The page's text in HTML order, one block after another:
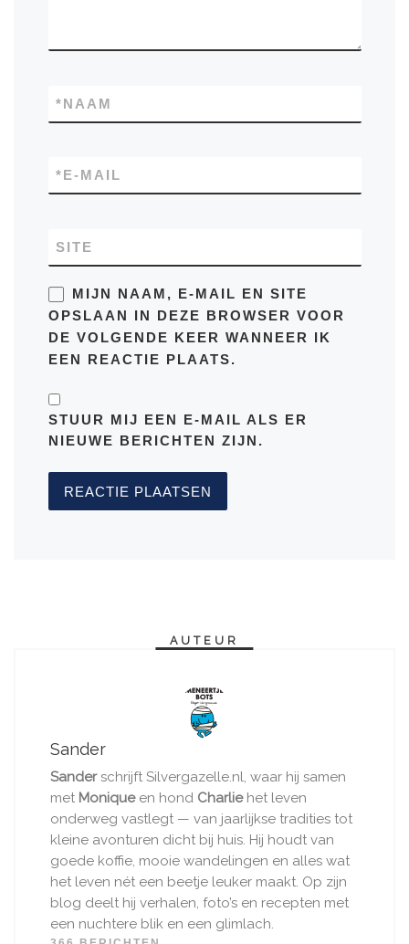
NAAM
*
E-MAIL
*
SITE
MIJN NAAM, E-MAIL EN SITE
OPSLAAN IN DEZE BROWSER VOOR
DE VOLGENDE KEER WANNEER IK
EEN REACTIE PLAATS.
STUUR MIJ EEN E-MAIL ALS ER
NIEUWE BERICHTEN ZIJN.
AUTEUR
Sander
Sanderschrijft Silvergazelle.nl, waar hij samen
met Moniqueen hond Charliehet leven
onderweg vastlegt — van jaarlijkse tradities tot
kleine avonturen dicht bij huis. Hij houdt van
goede koffie, mooie wandelingen en alles wat
het leven nét een beetje leuker maakt. Op zijn
blog deelt hij verhalen, foto’s en recepten met
een nuchtere blik en een glimlach.